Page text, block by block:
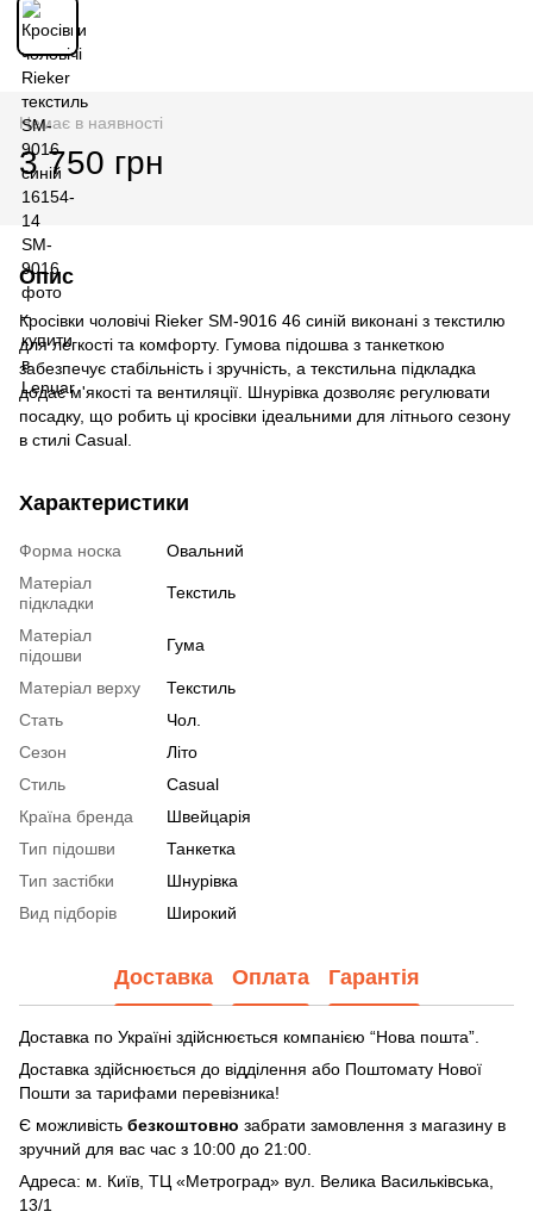
Немає в наявності
3 750 грн
Опис
Кросівки чоловічі Rieker SM-9016 46 синій виконані з текстилю
для легкості та комфорту. Гумова підошва з танкеткою
забезпечує стабільність і зручність, а текстильна підкладка
додає м'якості та вентиляції. Шнурівка дозволяє регулювати
посадку, що робить ці кросівки ідеальними для літнього сезону
в стилі Casual.
Характеристики
Форма носка
Овальний
Матеріал
підкладки
Текстиль
Матеріал
підошви
Гума
Матеріал верху
Текстиль
Стать
Чол.
Сезон
Літо
Стиль
Casual
Країна бренда
Швейцарія
Тип підошви
Танкетка
Тип застібки
Шнурівка
Вид підборів
Широкий
Доставка Оплата Гарантія
Доставка по Україні здійснюється компанією “Нова пошта”.
Доставка здійснюється до відділення або Поштомату Нової
Пошти за тарифами перевізника!
Є можливість безкоштовно забрати замовлення з магазину в
зручний для вас час з 10:00 до 21:00.
Адреса: м. Київ, ТЦ «Метроград» вул. Велика Васильківська,
13/1